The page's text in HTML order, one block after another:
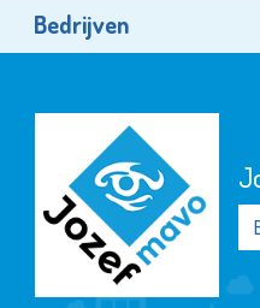
Bedrijven